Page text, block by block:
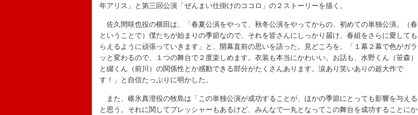
年アリス」と第三回公演「ぜんまい仕掛けのココロ」の２ストーリーを描く。
佐久間咲也役の横田は、「春夏公演をやって、秋冬公演をやってからの、初めての単独公演。（春
ということで）僕たちが始まりの季節なので、それを皆さんにしっかり届け、春組をさらに愛しても
らえるように頑張っていきます」と、開幕直前の思いを語った。見どころを、「１幕２幕で色がガラ
ッと変わるので、１つの舞台で２度楽しめます。衣装も本当にかわいい。お話も、水野くん（笹森）
と綴くん（前川）の関係性とか感動できる部分がたくさんあります。涙あり笑いありの超大作で
す！」と自信たっぷりに明かした。
また、碓氷真澄役の牧島は「この単独公演が成功することが、ほかの季節にとっても影響を与える
と思う。それに関してプレッシャーもあるけど、みんなで一丸となってこの舞台を成功することにか